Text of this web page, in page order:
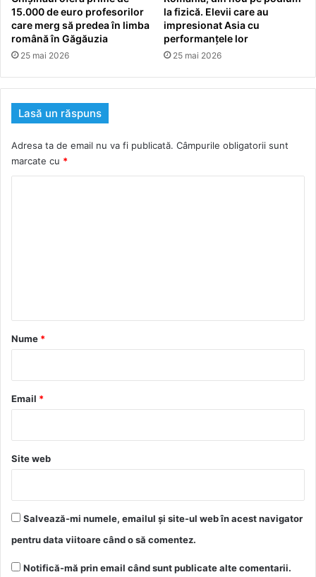
15.000 de euro profesorilor
care merg să predea în limba
română în Găgăuzia
25 mai 2026
la fizică. Elevii care au
impresionat Asia cu
performanțele lor
25 mai 2026
Lasă un răspuns
Adresa ta de email nu va fi publicată. Câmpurile obligatorii sunt
marcate cu *
r
*
Nume *
Email *
Site web
Salvează-mi numele, emailul și site-ul web în acest navigator
pentru data viitoare când o să comentez.
Notifică-mă prin email când sunt publicate alte comentarii.